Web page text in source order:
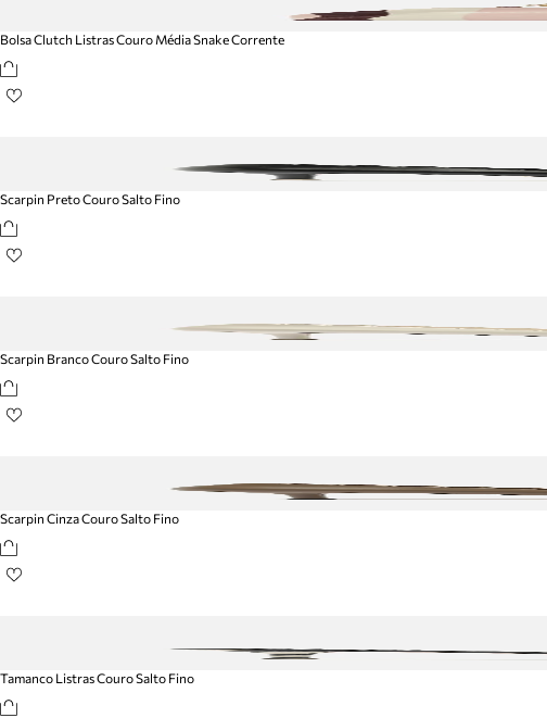
Bolsa Clutch Listras Couro Média Snake Corrente
Scarpin Preto Couro Salto Fino
Scarpin Branco Couro Salto Fino
Scarpin Cinza Couro Salto Fino
Tamanco Listras Couro Salto Fino